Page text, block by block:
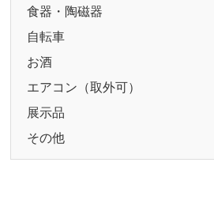
食器・陶磁器
自転車
お酒
エアコン（取外可）
展示品
その他